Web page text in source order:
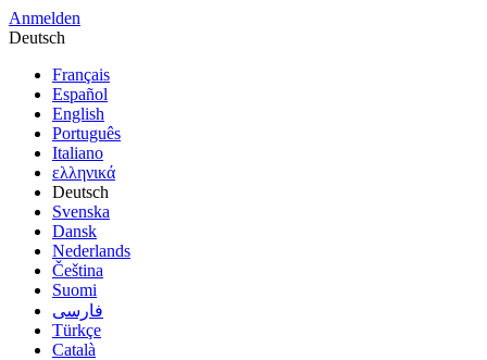
Anmelden
Deutsch
Français
Español
English
Português
Italiano
ελληνικά
Deutsch
Svenska
Dansk
Nederlands
Čeština
Suomi
فارسى
Türkçe
Català